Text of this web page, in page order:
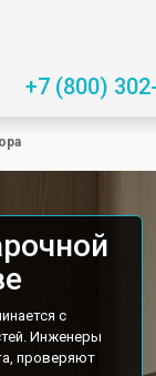
+7 (800)
с
Инженеры
проверяют